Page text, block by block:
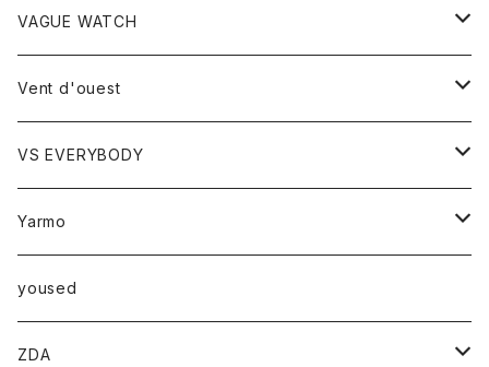
カットソー
セーター
ベスト
VAGUE WATCH
時計
Vent d'ouest
ボトム
スカート
トップス
ベスト
VS EVERYBODY
トップス
Ｔシャツ
Yarmo
アウター
コート
小物
yoused
ZDA